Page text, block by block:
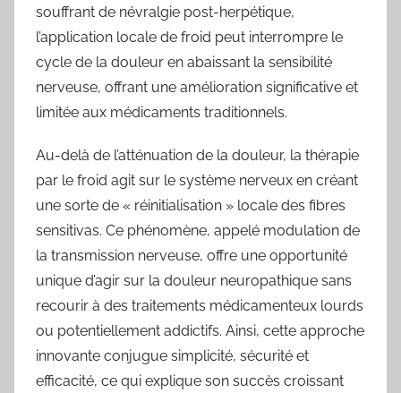
souffrant de névralgie post-herpétique,
l’application locale de froid peut interrompre le
cycle de la douleur en abaissant la sensibilité
nerveuse, offrant une amélioration significative et
limitée aux médicaments traditionnels.
Au-delà de l’atténuation de la douleur, la thérapie
par le froid agit sur le système nerveux en créant
une sorte de « réinitialisation » locale des fibres
sensitivas. Ce phénomène, appelé modulation de
la transmission nerveuse, offre une opportunité
unique d’agir sur la douleur neuropathique sans
recourir à des traitements médicamenteux lourds
ou potentiellement addictifs. Ainsi, cette approche
innovante conjugue simplicité, sécurité et
efficacité, ce qui explique son succès croissant